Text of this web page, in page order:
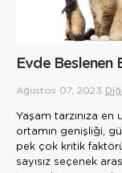
Evde Beslenen
Ağustos 07, 2023
Yaşam tarzınıza en
ortamın genişliği,
pek çok kritik
sayısız seçenek